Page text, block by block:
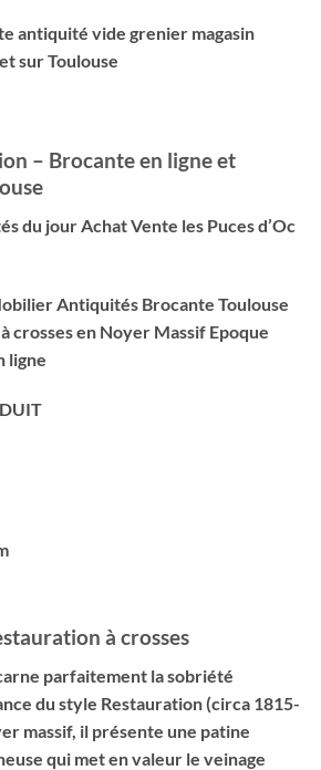
antiquité vide grenier magasin
sur Toulouse
– Brocante en ligne et
du jour Achat Vente les Puces d’Oc
Antiquités Brocante Toulouse
crosses en Noyer Massif Epoque
ligne
à crosses
parfaitement la sobriété
du style Restauration (circa 1815-
massif, il présente une patine
qui met en valeur le veinage